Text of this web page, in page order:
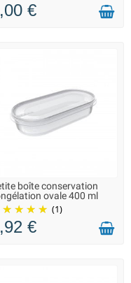
€
LIVRAISON 2 À 3 JOURS
boîte conservation
ovale 400 ml
(1)
€